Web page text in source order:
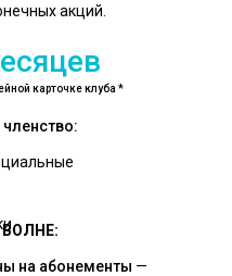
акций.
карточке клуба *
ВОЛНЕ:
на абонементы —